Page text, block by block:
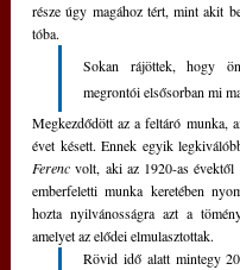
része úgy magához tért, mint akit
tóba.
Sokan rájöttek, hogy
megrontói elsősorban mi
Megkezdődött az a feltáró munka,
évet késett. Ennek egyik
Ferenc volt, aki az 1920-as évektől
emberfeletti munka keretében
hozta nyilvánosságra azt a
amelyet az elődei elmulasztottak.
Rövid idő alatt mintegy